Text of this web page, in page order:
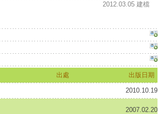
2012.03.05 建檔
出處
出版日期
2010.10.19
2007.02.20